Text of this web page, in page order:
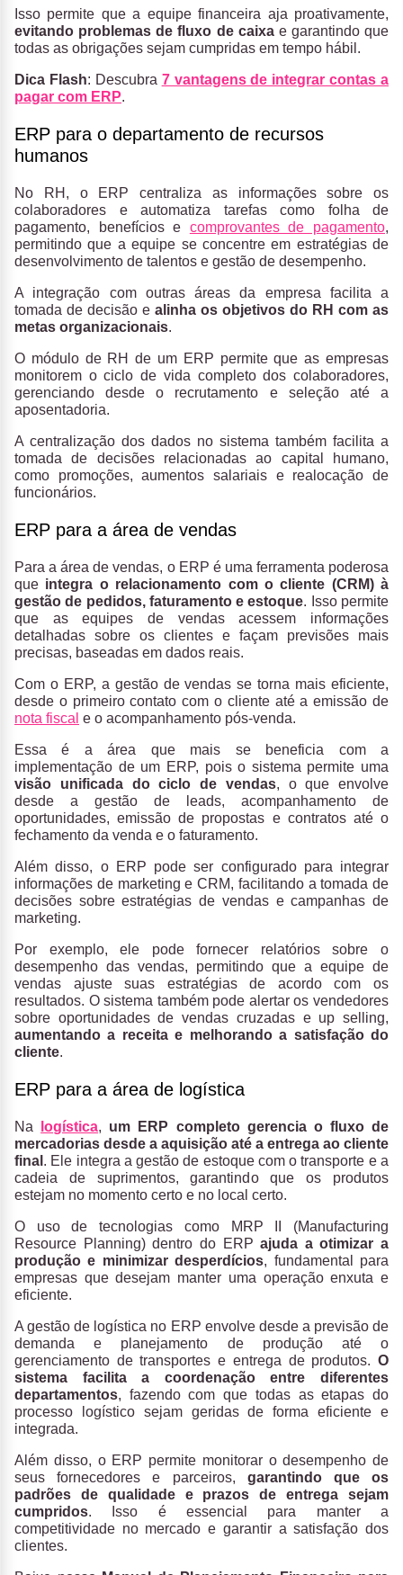
Isso permite que a equipe financeira aja proativamente,
evitando problemas de fluxo de caixae garantindo que
todas as obrigações sejam cumpridas em tempo hábil.
Dica Flash: Descubra 7 vantagens de integrar contas a
pagar com ERP.
ERP para o departamento de recursos
humanos
No RH, o ERP centraliza as informações sobre os
colaboradores e automatiza tarefas como folha de
pagamento, benefícios e comprovantes de pagamento,
permitindo que a equipe se concentre em estratégias de
desenvolvimento de talentos e gestão de desempenho.
A integração com outras áreas da empresa facilita a
tomada de decisão e alinha os objetivos do RH com as
metas organizacionais.
O módulo de RH de um ERP permite que as empresas
monitorem o ciclo de vida completo dos colaboradores,
gerenciando desde o recrutamento e seleção até a
aposentadoria.
A centralização dos dados no sistema também facilita a
tomada de decisões relacionadas ao capital humano,
como promoções, aumentos salariais e realocação de
funcionários.
ERP para a área de vendas
Para a área de vendas, o ERP é uma ferramenta poderosa
que integra o relacionamento com o cliente (CRM) à
gestão de pedidos, faturamento e estoque. Isso permite
que as equipes de vendas acessem informações
detalhadas sobre os clientes e façam previsões mais
precisas, baseadas em dados reais.
Com o ERP, a gestão de vendas se torna mais eficiente,
desde o primeiro contato com o cliente até a emissão de
nota fiscal e o acompanhamento pós-venda.
Essa é a área que mais se beneficia com a
implementação de um ERP, pois o sistema permite uma
visão unificada do ciclo de vendas, o que envolve
desde a gestão de leads, acompanhamento de
oportunidades, emissão de propostas e contratos até o
fechamento da venda e o faturamento.
Além disso, o ERP pode ser configurado para integrar
informações de marketing e CRM, facilitando a tomada de
decisões sobre estratégias de vendas e campanhas de
marketing.
Por exemplo, ele pode fornecer relatórios sobre o
desempenho das vendas, permitindo que a equipe de
vendas ajuste suas estratégias de acordo com os
resultados. O sistema também pode alertar os vendedores
sobre oportunidades de vendas cruzadas e up selling,
aumentando a receita e melhorando a satisfação do
cliente.
ERP para a área de logística
Na logística, um ERP completo gerencia o fluxo de
mercadorias desde a aquisição até a entrega ao cliente
final . Ele integra a gestão de estoque com o transporte e a
cadeia de suprimentos, garantindo que os produtos
estejam no momento certo e no local certo.
O uso de tecnologias como MRP II (Manufacturing
Resource Planning) dentro do ERPajuda a otimizar a
produção e minimizar desperdícios, fundamental para
empresas que desejam manter uma operação enxuta e
eficiente.
A gestão de logística no ERP envolve desde a previsão de
demanda e planejamento de produção até o
gerenciamento de transportes e entrega de produtos. O
sistema facilita a coordenação entre diferentes
departamentos, fazendo com que todas as etapas do
processo logístico sejam geridas de forma eficiente e
integrada.
Além disso, o ERP permite monitorar o desempenho de
seus fornecedores e parceiros, garantindo que os
padrões de qualidade e prazos de entrega sejam
cumpridos. Isso é essencial para manter a
competitividade no mercado e garantir a satisfação dos
clientes.